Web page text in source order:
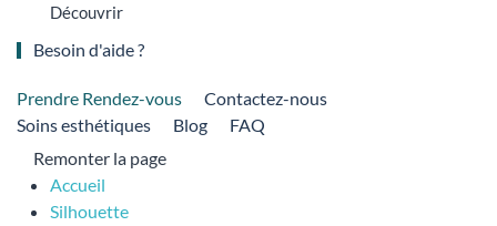
Découvrir
Besoin d'aide ?
Prendre Rendez-vous
Contactez-nous
Soins esthétiques
Blog
FAQ
Remonter la page
Accueil
Silhouette